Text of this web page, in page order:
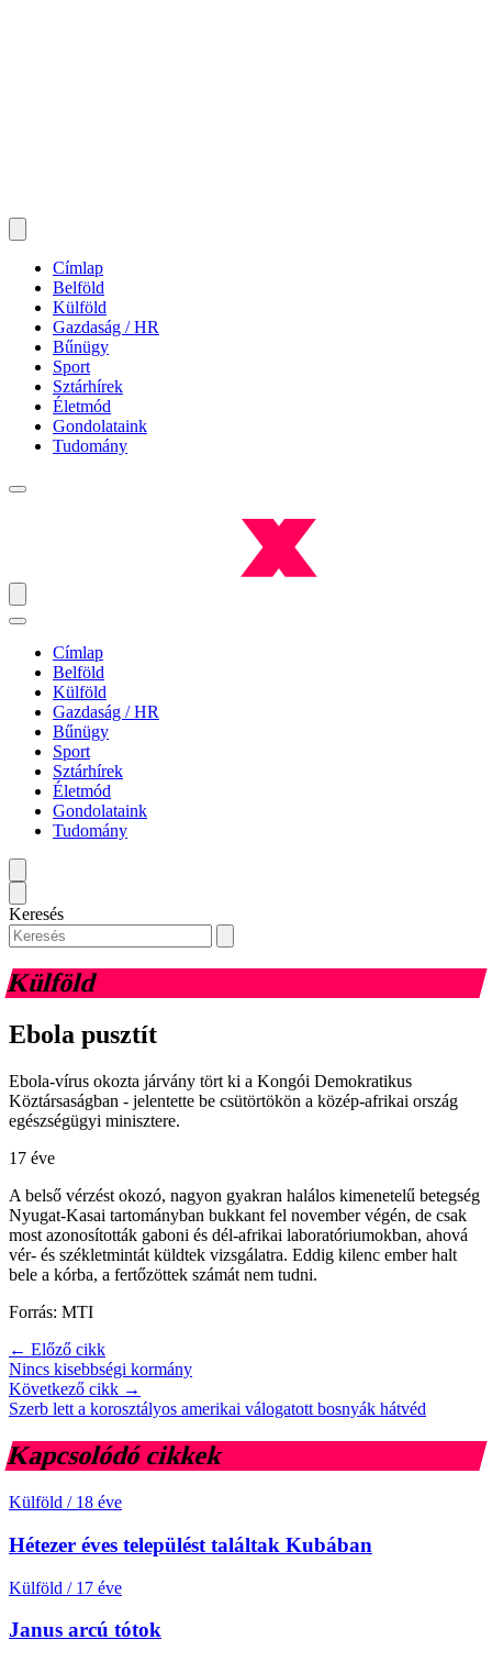
Címlap
Belföld
Külföld
Gazdaság / HR
Bűnügy
Sport
Sztárhírek
Életmód
Gondolataink
Tudomány
Címlap
Belföld
Külföld
Gazdaság / HR
Bűnügy
Sport
Sztárhírek
Életmód
Gondolataink
Tudomány
Keresés
Külföld
Ebola pusztít
Ebola-vírus okozta járvány tört ki a Kongói Demokratikus
Köztársaságban - jelentette be csütörtökön a közép-afrikai ország
egészségügyi minisztere.
17 éve
A belső vérzést okozó, nagyon gyakran halálos kimenetelű betegség
Nyugat-Kasai tartományban bukkant fel november végén, de csak
most azonosították gaboni és dél-afrikai laboratóriumokban, ahová
vér- és székletmintát küldtek vizsgálatra. Eddig kilenc ember halt
bele a kórba, a fertőzöttek számát nem tudni.
Forrás: MTI
← Előző cikk
Nincs kisebbségi kormány
Következő cikk →
Szerb lett a korosztályos amerikai válogatott bosnyák hátvéd
Kapcsolódó cikkek
Külföld / 18 éve
Hétezer éves települést találtak Kubában
Külföld / 17 éve
Janus arcú tótok